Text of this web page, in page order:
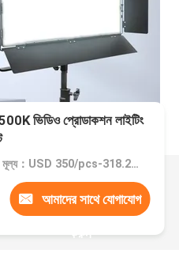
ভিডিও প্রোডাকশন লাইটিং
মূল্য：USD 350/pcs-318.2/pcs (10-100pcs)
আমাদের সাথে যোগাযোগ
করুন